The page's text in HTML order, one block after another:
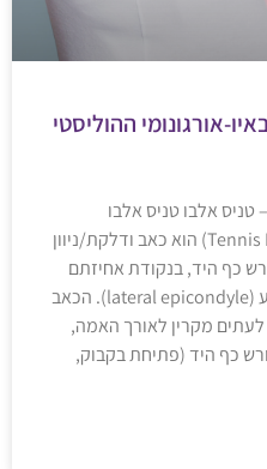
אורגונומי ההוליסטי
טניס אלבו טניס אלבו
(Tennis Elbow, Lateral Epicondylitis) הוא כאב ודלקת/ניוון
כף היד, בנקודת אחיזתם
בבליטה החיצונית של עצם הזרוע (lateral epicondyle). הכאב
מקרין לאורך האמה,
כף היד (פתיחת בקבוק,